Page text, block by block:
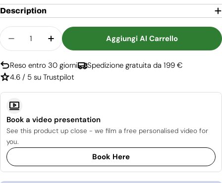
Description
Quantità
Diminuisci La Quantità Per Asta Di Prolunga
Aumenta La Quantità Per Asta Di
Aggiungi Al Carrello
Reso entro 30 giorni
Spedizione gratuita da 199 €
4.6 / 5 su Trustpilot
Book a video presentation
See this product up close - we film a free personalised video for
you.
Book Here